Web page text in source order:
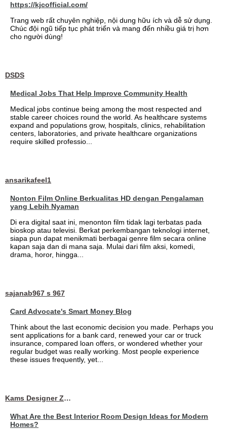
https://kjcofficial.com/
Trang web rất chuyên nghiệp, nội dung hữu ích và dễ sử dụng.
Chúc đội ngũ tiếp tục phát triển và mang đến nhiều giá trị hơn
cho người dùng!
DSDS
Medical Jobs That Help Improve Community Health
Medical jobs continue being among the most respected and
stable career choices round the world. As healthcare systems
expand and populations grow, hospitals, clinics, rehabilitation
centers, laboratories, and private healthcare organizations
require skilled professio...
ansarikafeel1
Nonton Film Online Berkualitas HD dengan Pengalaman
yang Lebih Nyaman
Di era digital saat ini, menonton film tidak lagi terbatas pada
bioskop atau televisi. Berkat perkembangan teknologi internet,
siapa pun dapat menikmati berbagai genre film secara online
kapan saja dan di mana saja. Mulai dari film aksi, komedi,
drama, horor, hingga...
sajanab967 s 967
Card Advocate's Smart Money Blog
Think about the last economic decision you made. Perhaps you
sent applications for a bank card, renewed your car or truck
insurance, compared loan offers, or wondered whether your
regular budget was really working. Most people experience
these issues frequently, yet...
Kams Designer Zone
What Are the Best Interior Room Design Ideas for Modern
Homes?